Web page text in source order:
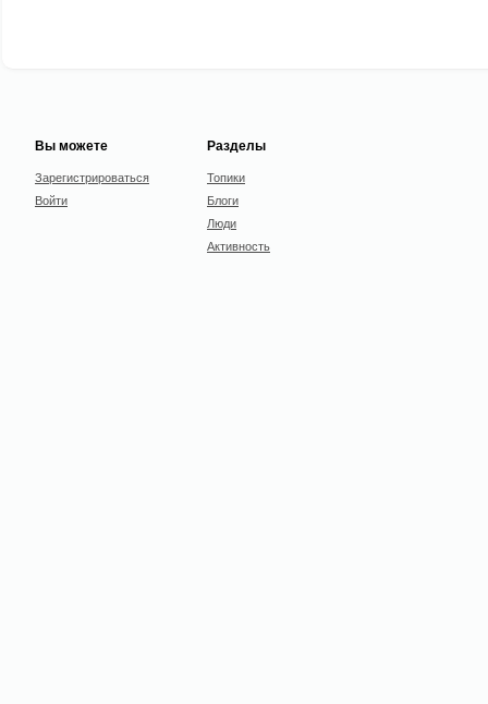
Вы можете
Зарегистрироваться
Войти
Разделы
Топики
Блоги
Люди
Активность